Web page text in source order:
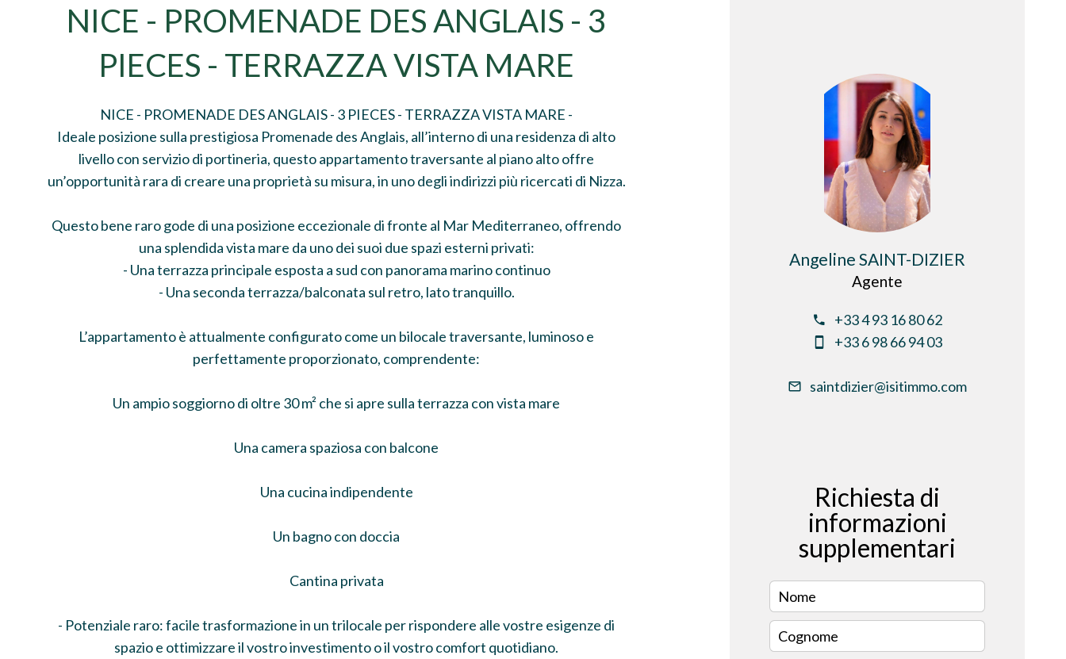
NICE - PROMENADE DES ANGLAIS - 3
PIECES - TERRAZZA VISTA MARE
NICE - PROMENADE DES ANGLAIS - 3 PIECES - TERRAZZA VISTA MARE -
Ideale posizione sulla prestigiosa Promenade des Anglais, all’interno di una residenza di alto
livello con servizio di portineria, questo appartamento traversante al piano alto offre
un’opportunità rara di creare una proprietà su misura, in uno degli indirizzi più ricercati di Nizza.
Questo bene raro gode di una posizione eccezionale di fronte al Mar Mediterraneo, offrendo
una splendida vista mare da uno dei suoi due spazi esterni privati:
- Una terrazza principale esposta a sud con panorama marino continuo
- Una seconda terrazza/balconata sul retro, lato tranquillo.
L’appartamento è attualmente configurato come un bilocale traversante, luminoso e
perfettamente proporzionato, comprendente:
Un ampio soggiorno di oltre 30 m² che si apre sulla terrazza con vista mare
Una camera spaziosa con balcone
Una cucina indipendente
Un bagno con doccia
Cantina privata
- Potenziale raro: facile trasformazione in un trilocale per rispondere alle vostre esigenze di
spazio e ottimizzare il vostro investimento o il vostro comfort quotidiano.
Angeline SAINT-DIZIER
Agente
+33 4 93 16 80 62
+33 6 98 66 94 03
saintdizier@isitimmo.com
Richiesta di
informazioni
supplementari